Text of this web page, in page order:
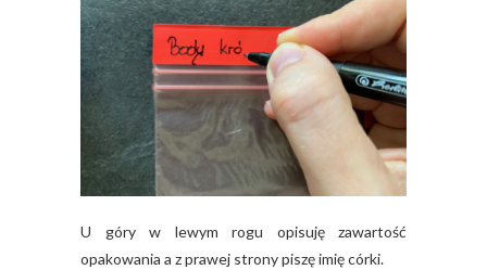
U góry w lewym rogu opisuję zawartość
opakowania a z prawej strony piszę imię córki.